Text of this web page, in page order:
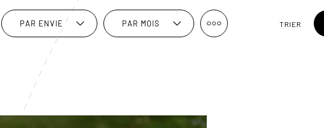
PAR ENVIE PAR MOIS TRIER